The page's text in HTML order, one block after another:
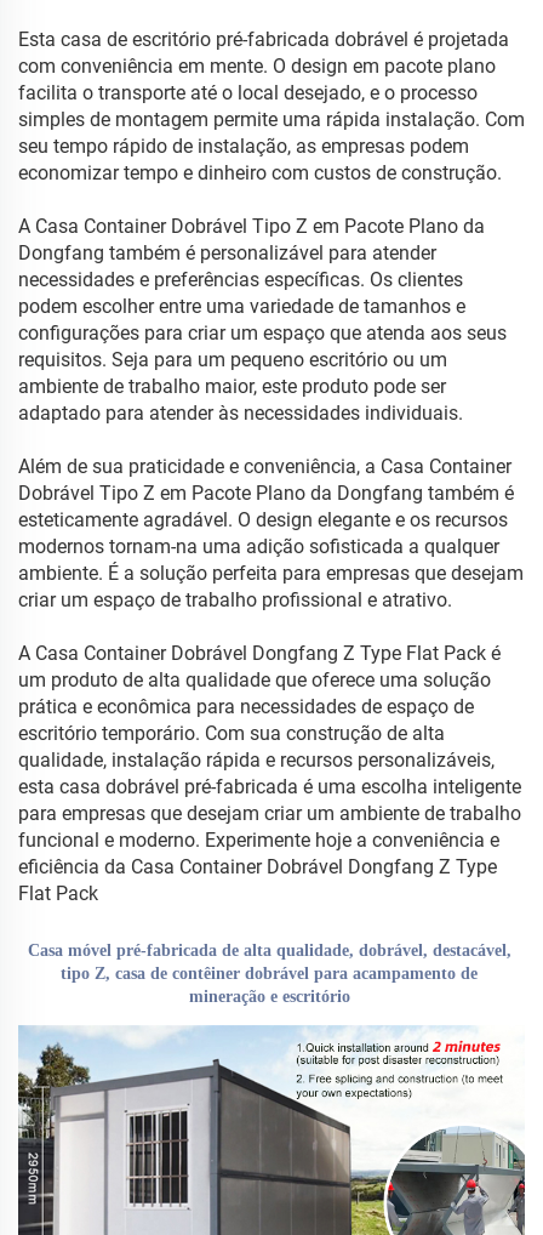
Esta casa de escritório pré-fabricada dobrável é projetada
com conveniência em mente. O design em pacote plano
facilita o transporte até o local desejado, e o processo
simples de montagem permite uma rápida instalação. Com
seu tempo rápido de instalação, as empresas podem
economizar tempo e dinheiro com custos de construção.
A Casa Container Dobrável Tipo Z em Pacote Plano da
Dongfang também é personalizável para atender
necessidades e preferências específicas. Os clientes
podem escolher entre uma variedade de tamanhos e
configurações para criar um espaço que atenda aos seus
requisitos. Seja para um pequeno escritório ou um
ambiente de trabalho maior, este produto pode ser
adaptado para atender às necessidades individuais.
Além de sua praticidade e conveniência, a Casa Container
Dobrável Tipo Z em Pacote Plano da Dongfang também é
esteticamente agradável. O design elegante e os recursos
modernos tornam-na uma adição sofisticada a qualquer
ambiente. É a solução perfeita para empresas que desejam
criar um espaço de trabalho profissional e atrativo.
A Casa Container Dobrável Dongfang Z Type Flat Pack é
um produto de alta qualidade que oferece uma solução
prática e econômica para necessidades de espaço de
escritório temporário. Com sua construção de alta
qualidade, instalação rápida e recursos personalizáveis,
esta casa dobrável pré-fabricada é uma escolha inteligente
para empresas que desejam criar um ambiente de trabalho
funcional e moderno. Experimente hoje a conveniência e
eficiência da Casa Container Dobrável Dongfang Z Type
Flat Pack
Casa móvel pré-fabricada de alta qualidade, dobrável, destacável,
tipo Z, casa de contêiner dobrável para acampamento de
mineração e escritório